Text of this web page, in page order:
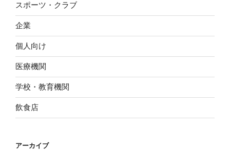
スポーツ・クラブ
企業
個人向け
医療機関
学校・教育機関
飲食店
アーカイブ